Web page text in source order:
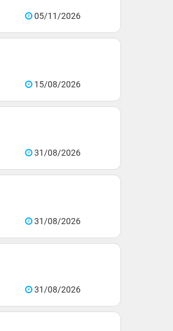
05/11/2026
15/08/2026
31/08/2026
31/08/2026
31/08/2026